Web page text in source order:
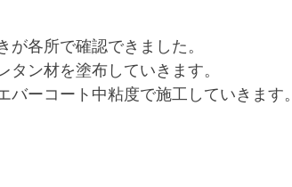
が各所で確認できました。
ン材を塗布していきます。
ーコート中粘度で施工していきます。